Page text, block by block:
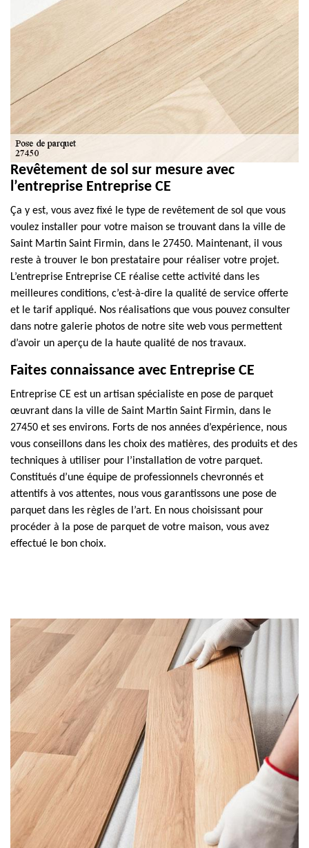
Revêtement de sol sur mesure avec
l’entreprise Entreprise CE
Ça y est, vous avez fixé le type de revêtement de sol que vous
voulez installer pour votre maison se trouvant dans la ville de
Saint Martin Saint Firmin, dans le 27450. Maintenant, il vous
reste à trouver le bon prestataire pour réaliser votre projet.
L’entreprise Entreprise CE réalise cette activité dans les
meilleures conditions, c’est-à-dire la qualité de service offerte
et le tarif appliqué. Nos réalisations que vous pouvez consulter
dans notre galerie photos de notre site web vous permettent
d’avoir un aperçu de la haute qualité de nos travaux.
Faites connaissance avec Entreprise CE
Entreprise CE est un artisan spécialiste en pose de parquet
œuvrant dans la ville de Saint Martin Saint Firmin, dans le
27450 et ses environs. Forts de nos années d’expérience, nous
vous conseillons dans les choix des matières, des produits et des
techniques à utiliser pour l’installation de votre parquet.
Constitués d’une équipe de professionnels chevronnés et
attentifs à vos attentes, nous vous garantissons une pose de
parquet dans les règles de l’art. En nous choisissant pour
procéder à la pose de parquet de votre maison, vous avez
effectué le bon choix.